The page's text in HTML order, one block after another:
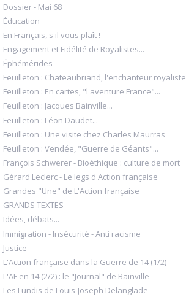
Dossier - Mai 68
Éducation
En Français, s'il vous plaît !
Engagement et Fidélité de Royalistes...
Éphémérides
Feuilleton : Chateaubriand, l'enchanteur royaliste
Feuilleton : En cartes, "l'aventure France"...
Feuilleton : Jacques Bainville...
Feuilleton : Léon Daudet...
Feuilleton : Une visite chez Charles Maurras
Feuilleton : Vendée, "Guerre de Géants"...
François Schwerer - Bioéthique : culture de mort
Gérard Leclerc - Le legs d'Action française
Grandes "Une" de L'Action française
GRANDS TEXTES
Idées, débats...
Immigration - Insécurité - Anti racisme
Justice
L'Action française dans la Guerre de 14 (1/2)
L'AF en 14 (2/2) : le "Journal" de Bainville
Les Lundis de Louis-Joseph Delanglade